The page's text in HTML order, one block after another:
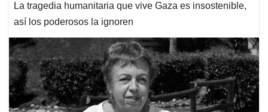
La tragedia humanitaria que vive Gaza es insostenible,
así los poderosos la ignoren